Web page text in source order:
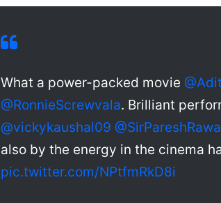
What a power-packed movie
@RonnieScrewvala. Brilliant
@vickykaushal09
also by the energy in the cinema
pic.twitter.com/NPtfmRkD8i